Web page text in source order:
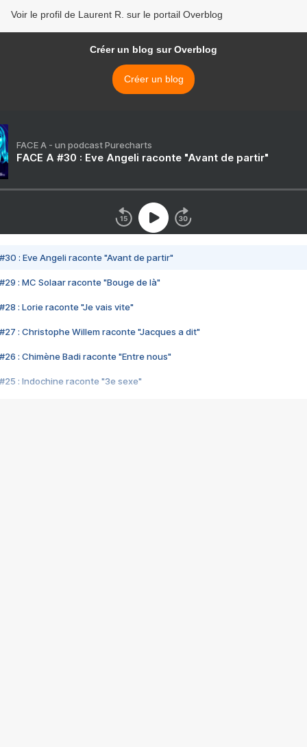
Voir le profil de Laurent R. sur le portail Overblog
Créer un blog sur Overblog
Créer un blog
FACE A - un podcast Purecharts
FACE A #30 : Eve Angeli raconte "Avant de partir"
#30 : Eve Angeli raconte "Avant de partir"
#29 : MC Solaar raconte "Bouge de là"
#28 : Lorie raconte "Je vais vite"
#27 : Christophe Willem raconte "Jacques a dit"
#26 : Chimène Badi raconte "Entre nous"
#25 : Indochine raconte "3e sexe"